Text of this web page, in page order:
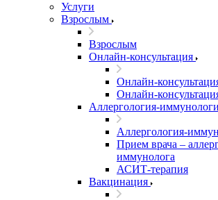
Услуги
Взрослым
Взрослым
Онлайн-консультация
Онлайн-
Онлайн-
Аллергология-
Аллергология-
Прием врача –
иммунолога
АСИТ-терапия
Вакцинация